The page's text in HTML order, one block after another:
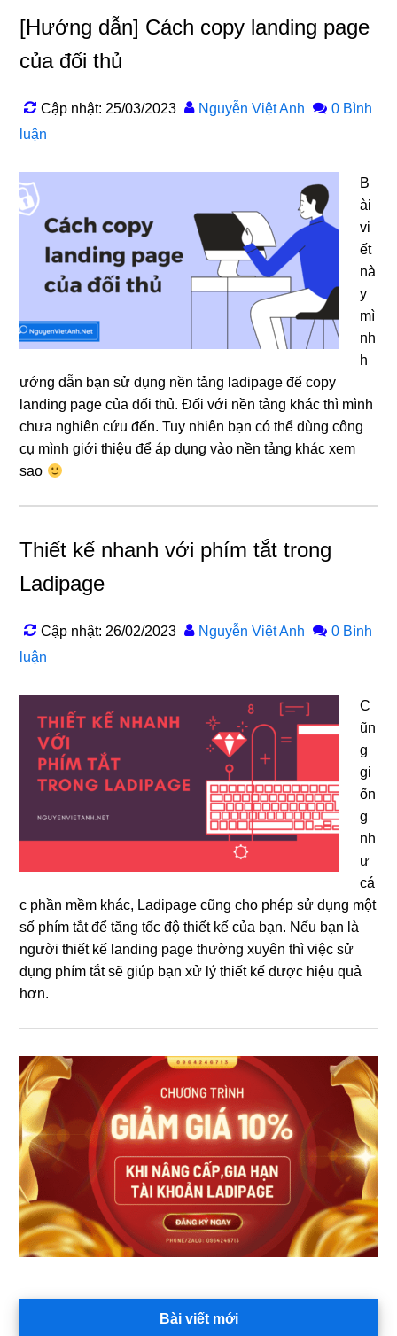
[Hướng dẫn] Cách copy landing page
của đối thủ
Cập nhật: 25/03/2023 Nguyễn Việt Anh
0 Bình
luận
B
ài
vi
ết
nà
y
mì
nh
h
ướng dẫn bạn sử dụng nền tảng ladipage để copy
landing page của đối thủ. Đối với nền tảng khác thì mình
chưa nghiên cứu đến. Tuy nhiên bạn có thể dùng công
cụ mình giới thiệu để áp dụng vào nền tảng khác xem
sao
Thiết kế nhanh với phím tắt trong
Ladipage
Cập nhật: 26/02/2023 Nguyễn Việt Anh
0 Bình
luận
C
ũn
g
gi
ốn
g
nh
ư
cá
c phần mềm khác, Ladipage cũng cho phép sử dụng một
số phím tắt để tăng tốc độ thiết kế của bạn. Nếu bạn là
người thiết kế landing page thường xuyên thì việc sử
dụng phím tắt sẽ giúp bạn xử lý thiết kế được hiệu quả
hơn.
Sidebar
chính
Bài viết mới